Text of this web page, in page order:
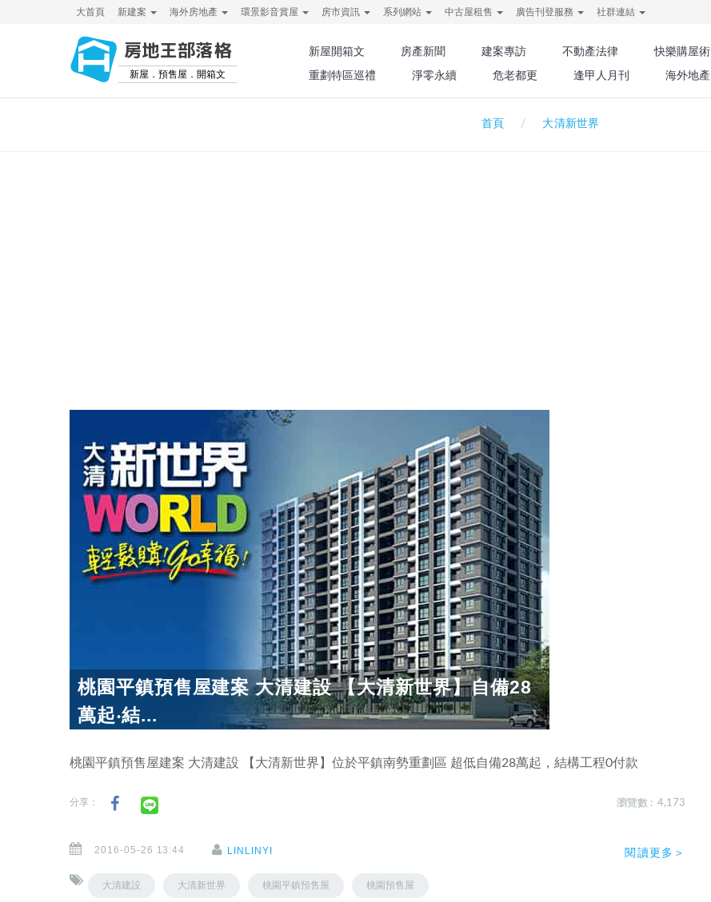
大首頁 新建案 海外房地產 環景影音賞屋 房市資訊 系列網站 中古屋租售 廣告刊登服務 社群連結
房地王部落格
新屋．預售屋．開箱文
新屋開箱文 房產新聞 建案專訪 不動產法律 快樂購屋術
重劃特區巡禮
淨零永續 危老都更 逢甲人月刊 海外地產
首頁 大清新世界
桃園平鎮預售屋建案 大清建設 【大清新世界】自備28
萬起‧結...
桃園平鎮預售屋建案 大清建設 【大清新世界】位於平鎮南勢重劃區 超低自備28萬起，結構工程0付款
分享： 瀏覽數 : 4,173
2016-05-26 13:44 LINLINYI
大清建設 大清新世界 桃園平鎮預售屋 桃園預售屋
閱讀更多＞